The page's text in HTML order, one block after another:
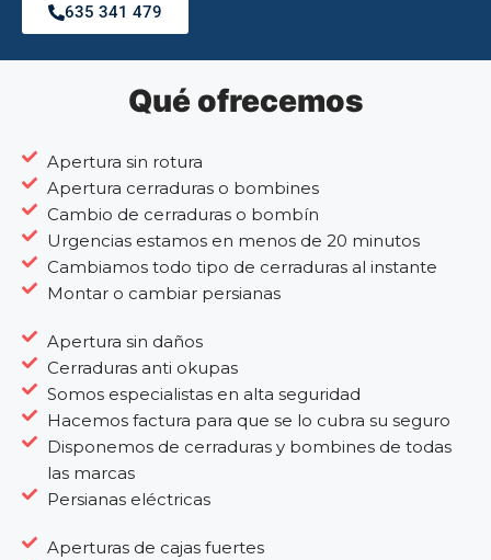
635 341 479
Qué ofrecemos
Apertura sin rotura
Apertura cerraduras o bombines
Cambio de cerraduras o bombín
Urgencias estamos en menos de 20 minutos
Cambiamos todo tipo de cerraduras al instante
Montar o cambiar persianas
Apertura sin daños
Cerraduras anti okupas
Somos especialistas en alta seguridad
Hacemos factura para que se lo cubra su seguro
Disponemos de cerraduras y bombines de todas
las marcas
Persianas eléctricas
Aperturas de cajas fuertes